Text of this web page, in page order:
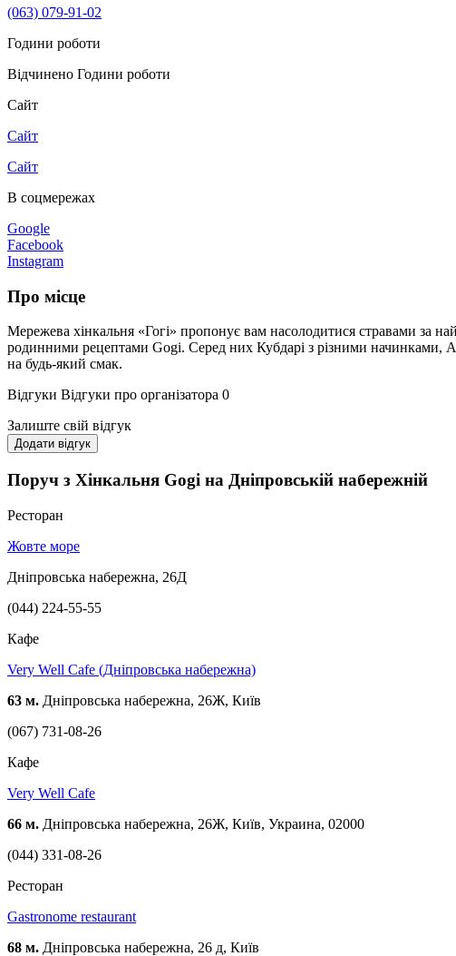
(063) 079-91-02
Години роботи
Відчинено Години роботи
Сайт
Сайт
Сайт
В соцмережах
Google
Facebook
Instagram
Про місце
Мережева хінкальня «Гогі» пропонує вам насолодитися стравами за
родинними рецептами Gogi. Серед них Кубдарі з різними начинками,
на будь-який смак.
Відгуки Відгуки про організатора 0
Залиште свій відгук
Додати відгук
Поруч з Хiнкальня Gogi на Дніпровській набережній
Ресторан
Жовте море
Дніпровська набережна, 26Д
(044) 224-55-55
Кафе
Very Well Cafe (Дніпровська набережна)
63 м. Дніпровська набережна, 26Ж, Київ
(067) 731-08-26
Кафе
Very Well Cafe
66 м. Дніпровська набережна, 26Ж, Київ, Украина, 02000
(044) 331-08-26
Ресторан
Gastronome restaurant
68 м. Дніпровська набережна, 26 д, Київ